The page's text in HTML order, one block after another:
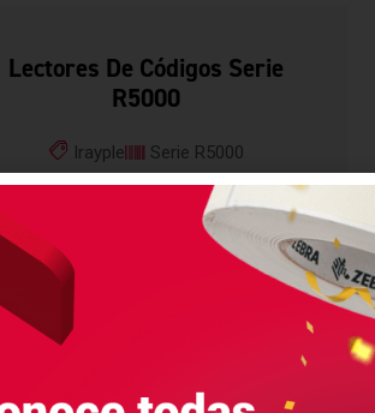
Lectores De Códigos Serie
R5000
Irayple Serie R5000
Los lectores de códigos de la serie